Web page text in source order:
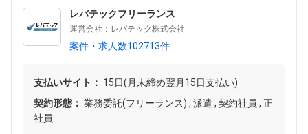
レバテックフリーランス
運営会社：レバテック株式会社
案件・求人数102713件
支払いサイト： 15日(月末締め翌月15日支払い)
契約形態： 業務委託(フリーランス) , 派遣 , 契約社員 , 正
社員